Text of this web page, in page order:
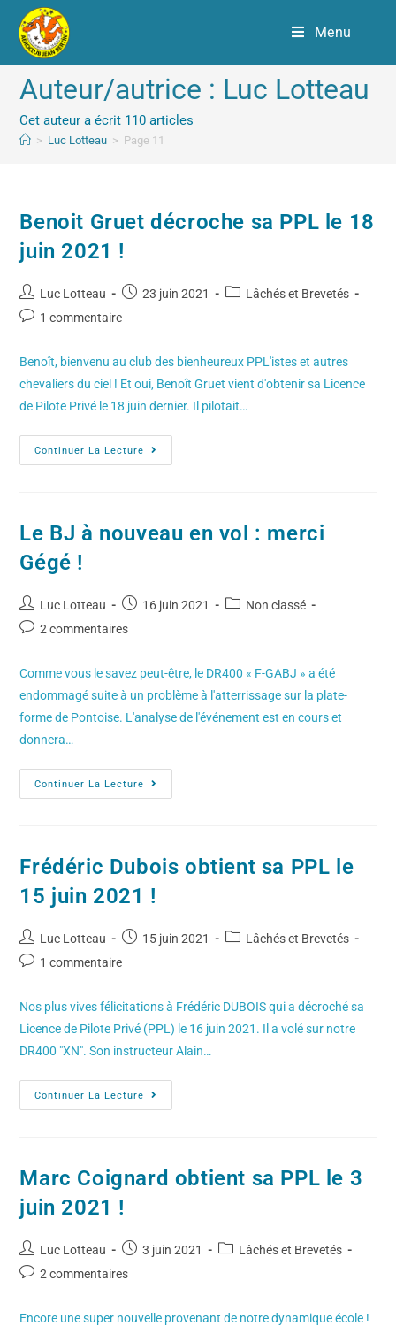
Menu
Auteur/autrice : Luc Lotteau
Cet auteur a écrit 110 articles
> Luc Lotteau > Page 11
Benoit Gruet décroche sa PPL le 18
juin 2021 !
Luc Lotteau 23 juin 2021
Lâchés et Brevetés
1 commentaire
Benoît, bienvenu au club des bienheureux PPL'istes et autres
chevaliers du ciel ! Et oui, Benoît Gruet vient d'obtenir sa Licence
de Pilote Privé le 18 juin dernier. Il pilotait…
Continuer La Lecture
Le BJ à nouveau en vol : merci
Gégé !
Luc Lotteau 16 juin 2021
Non classé
2 commentaires
Comme vous le savez peut-être, le DR400 « F-GABJ » a été
endommagé suite à un problème à l'atterrissage sur la plate-
forme de Pontoise. L'analyse de l'événement est en cours et
donnera…
Continuer La Lecture
Frédéric Dubois obtient sa PPL le
15 juin 2021 !
Luc Lotteau 15 juin 2021
Lâchés et Brevetés
1 commentaire
Nos plus vives félicitations à Frédéric DUBOIS qui a décroché sa
Licence de Pilote Privé (PPL) le 16 juin 2021. Il a volé sur notre
DR400 "XN". Son instructeur Alain…
Continuer La Lecture
Marc Coignard obtient sa PPL le 3
juin 2021 !
Luc Lotteau 3 juin 2021
Lâchés et Brevetés
2 commentaires
Encore une super nouvelle provenant de notre dynamique école !